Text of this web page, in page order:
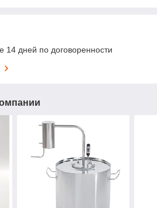
14 дней по договоренности